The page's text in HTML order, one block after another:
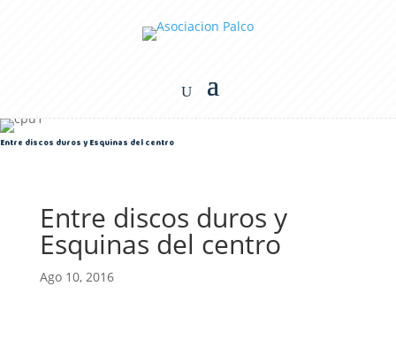
Entre discos duros y Esquinas del centro
Entre discos duros y
Esquinas del centro
Ago 10, 2016